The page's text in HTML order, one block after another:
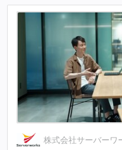
株式会社サーバーワ